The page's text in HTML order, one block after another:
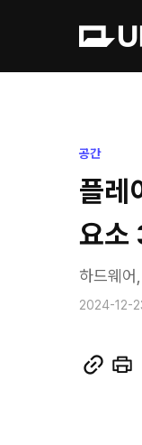
공간
플레
요소
하드웨
2024-12-